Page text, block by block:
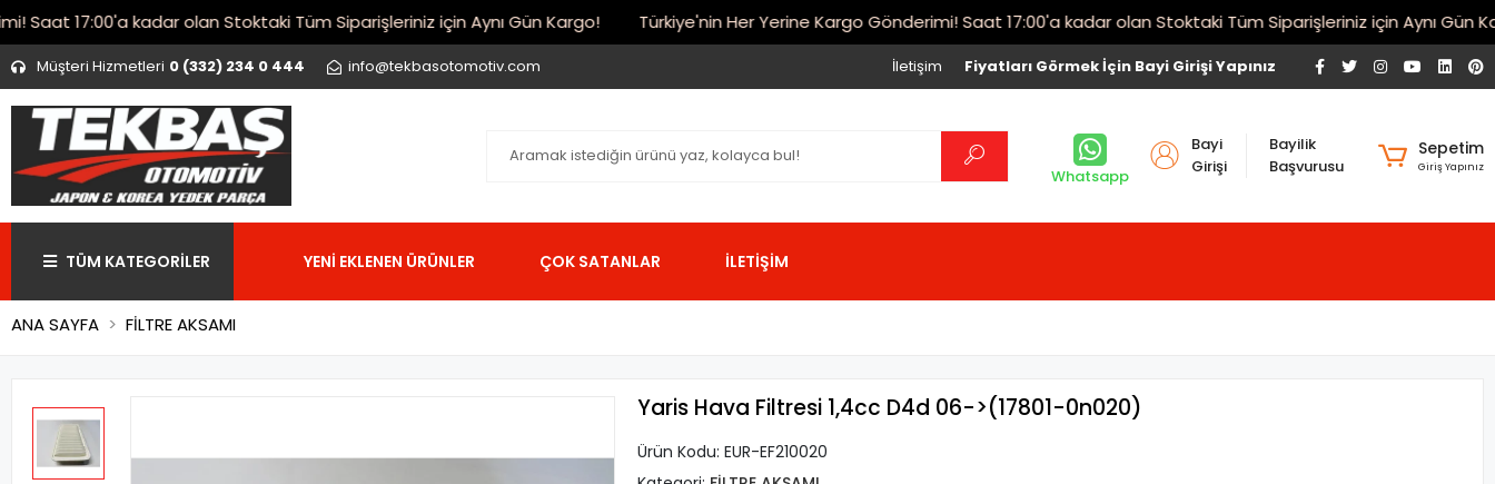
17:00'a kadar olan Stoktaki Tüm Siparişleriniz için Aynı Gün Kargo! Türkiye'nin Her Yerine Kargo Gönderimi! Saat 17:00'a kadar olan Stoktaki Tüm Siparişleriniz için Aynı Gün
Müşteri Hizmetleri 0 (332) 234 0 444 info@tekbasotomotiv.com Fiyatları Görmek İçin Bayi Girişi Yapınız
İletişim
Whatsapp
Bayi
Girişi
Bayilik
Başvurusu
Sepetim
Giriş Yapınız
TÜM KATEGORİLER YENİ EKLENEN ÜRÜNLER ÇOK SATANLAR İLETİŞİM
ANA SAYFA FİLTRE AKSAMI
Yaris Hava Filtresi 1,4cc D4d 06->(17801-0n020)
Ürün Kodu: EUR-EF210020